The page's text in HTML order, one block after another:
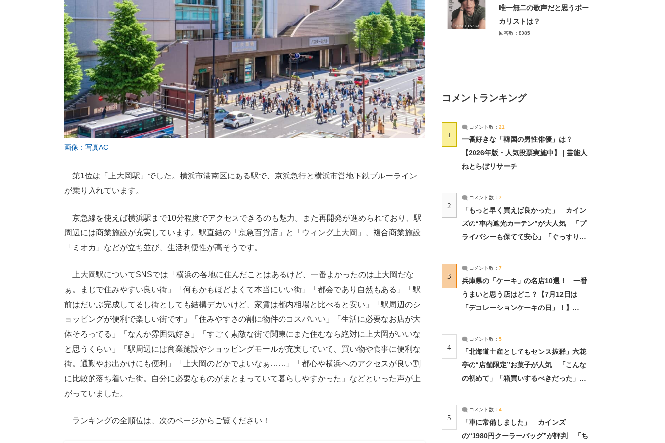
画像：写真AC
第1位は「上大岡駅」でした。横浜市港南区にある駅で、京浜急行と横浜市営地下鉄ブルーライン
が乗り入れています。
京急線を使えば横浜駅まで10分程度でアクセスできるのも魅力。また再開発が進められており、駅
周辺には商業施設が充実しています。駅直結の「京急百貨店」と「ウィング上大岡」、複合商業施設
「ミオカ」などが立ち並び、生活利便性が高そうです。
上大岡駅についてSNSでは「横浜の各地に住んだことはあるけど、一番よかったのは上大岡だな
ぁ。まじで住みやすい良い街」「何もかもほどよくて本当にいい街」「都会であり自然もある」「駅
前はだいぶ完成してるし街としても結構デカいけど、家賃は都内相場と比べると安い」「駅周辺のシ
ョッピングが便利で楽しい街です」「住みやすさの割に物件のコスパいい」「生活に必要なお店が大
体そろってる」「なんか雰囲気好き」「すごく素敵な街で関東にまた住むなら絶対に上大岡がいいな
と思うくらい」「駅周辺には商業施設やショッピングモールが充実していて、買い物や食事に便利な
街。通勤やお出かけにも便利」「上大岡のどかでよいなぁ……」「都心や横浜へのアクセスが良い割
に比較的落ち着いた街。自分に必要なものがまとまっていて暮らしやすかった」などといった声が上
がっていました。
ランキングの全順位は、次のページからご覧ください！
唯一無二の歌声だと思うボー
カリストは？
回答数：8085
コメントランキング
1
コメント数： 21
一番好きな「韓国の男性俳優」は？
【2026年版・人気投票実施中】 | 芸能人
ねとらぼリサーチ
2
コメント数： 7
「もっと早く買えば良かった」 カイン
ズの“車内遮光カーテン”が大人気 「プ
ライバシーも保てて安心」「ぐっすり眠
3
コメント数： 7
兵庫県の「ケーキ」の名店10選！ 一番
うまいと思う店はどこ？【7月12日は
「デコレーションケーキの日」！】
4
コメント数： 5
「北海道土産としてもセンス抜群」六花
亭の“店舗限定”お菓子が人気 「こんな
の初めて」「箱買いするべきだった」
5
コメント数： 4
「車に常備しました」 カインズ
の“1980円クーラーバッグ”が評判 「ち